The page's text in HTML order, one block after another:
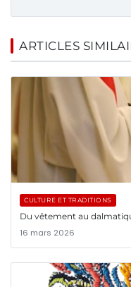
ARTICLES
CULTURE ET TRADITIONS
Du vêtement au
16 mars 2026